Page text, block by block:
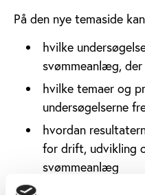
På den nye temaside
hvilke
svømmeanlæg,
hvilke temaer og
undersøgelserne
hvordan
for drift, udvikling
svømmeanlæg